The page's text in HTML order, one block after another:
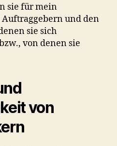
sie für mein
und den
sie sich
von denen sie
von